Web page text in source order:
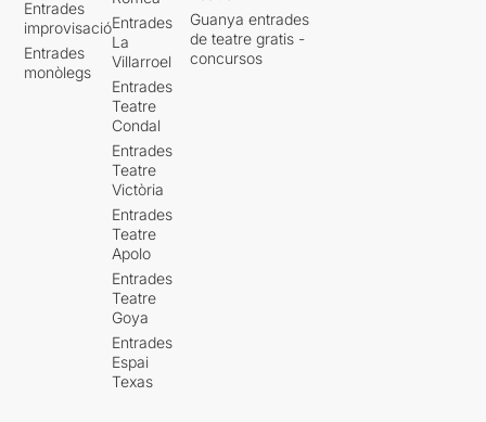
Entrades
improvisació
Entrades
monòlegs
Entrades
La
Villarroel
Entrades
Teatre
Condal
Entrades
Teatre
Victòria
Entrades
Teatre
Apolo
Entrades
Teatre
Goya
Entrades
Espai
Texas
Guanya entrades
de teatre gratis -
concursos